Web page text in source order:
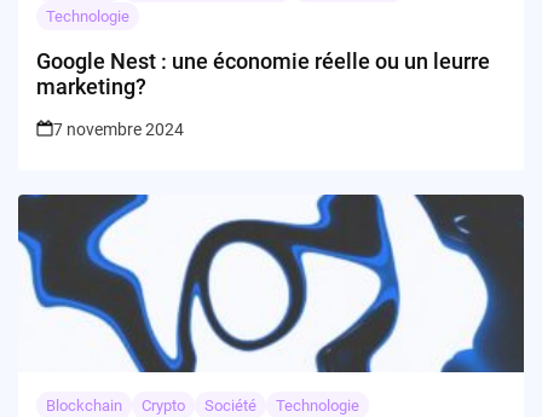
Technologie
Google Nest : une économie réelle ou un leurre
marketing?
7 novembre 2024
Blockchain Crypto Société Technologie